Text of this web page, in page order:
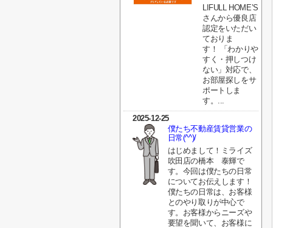
LIFULL HOME’S
さんから優良店
認定をいただい
ておりま
す！ 「わかりや
すく・押しつけ
ない」対応で、
お部屋探しをサ
ポートしま
す。...
2025-12-25
僕たち不動産賃貸営業の
日常(^^)/
はじめまして！ミライズ
吹田店の橋本 泰輝で
す。今回は僕たちの日常
についてお伝えします！
僕たちの日常は、お客様
とのやり取りが中心で
す。お客様からニーズや
要望を聞いて、お客様に